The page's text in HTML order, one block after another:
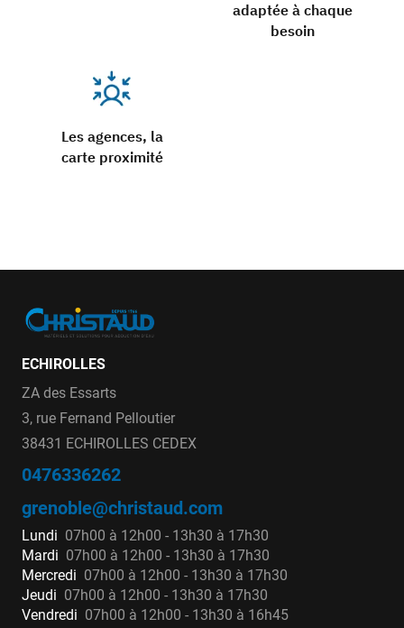
adaptée à chaque
besoin
Les agences, la
carte proximité
ECHIROLLES
ZA des Essarts
3, rue Fernand Pelloutier
38431 ECHIROLLES CEDEX
0476336262
grenoble@christaud.com
Lundi 07h00 à 12h00 - 13h30 à 17h30
Mardi 07h00 à 12h00 - 13h30 à 17h30
Mercredi 07h00 à 12h00 - 13h30 à 17h30
Jeudi 07h00 à 12h00 - 13h30 à 17h30
Vendredi 07h00 à 12h00 - 13h30 à 16h45